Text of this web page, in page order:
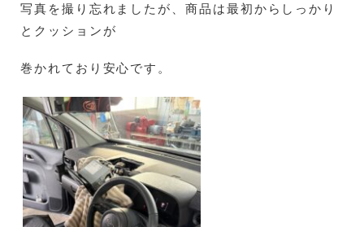
写真を撮り忘れましたが、商品は最初からしっかり
とクッションが
巻かれており安心です。